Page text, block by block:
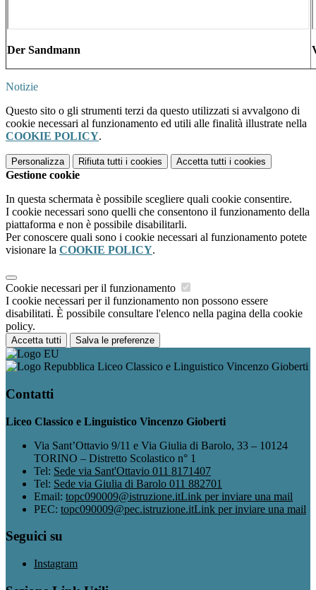
Der Sandmann
Notizie
Questo sito o gli strumenti terzi da questo utilizzati si avvalgono di
cookie necessari al funzionamento ed utili alle finalità illustrate nella
COOKIE POLICY.
Personalizza Rifiuta tutti i cookies Accetta tutti i cookies
Gestione cookie
In questa schermata è possibile scegliere quali cookie consentire.
I cookie necessari sono quelli che consentono il funzionamento della
piattaforma e non è possibile disabilitarli.
Per conoscere quali sono i cookie necessari al funzionamento potete
visionare la COOKIE POLICY.
Cookie necessari per il funzionamento
I cookie necessari per il funzionamento non possono essere
disabilitati. È possibile consultare l'elenco nella pagina della cookie
policy.
Accetta tutti Salva le preferenze
Liceo Classico e Linguistico Vincenzo Gioberti
Contatti
Liceo Classico e Linguistico Vincenzo Gioberti
Via Sant’Ottavio 9/11 e Via Giulia di Barolo, 33 – 10124
TORINO – Distretto Scolastico n° 1
Tel: Sede via Sant'Ottavio 011 8171407
Tel: Sede via Giulia di Barolo 011 882701
Email: topc090009@istruzione.itLink per inviare una mail
PEC: topc090009@pec.istruzione.itLink per inviare una mail
Seguici su
Instagram